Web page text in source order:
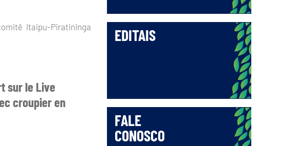
Itaipu-Piratininga
sur le Live
croupier en
EDITAIS
FALE
CONOSCO